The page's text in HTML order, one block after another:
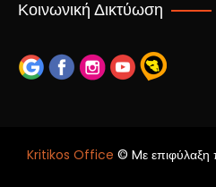
Κοινωνική Δικτύωση
Kritikos Office © Mε επιφύλαξη